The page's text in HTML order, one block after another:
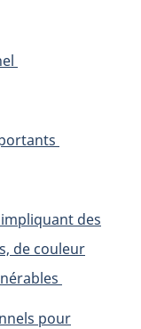
des
de couleur
pour